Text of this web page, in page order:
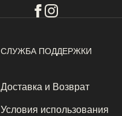
СЛУЖБА ПОДДЕРЖКИ
Доставка и Возврат
Условия использования